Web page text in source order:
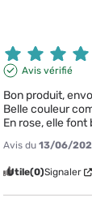
Avis vérifié
Bon produit,
Belle couleur
En rose, elle
Avis du13/06/
Utile(0)Signaler